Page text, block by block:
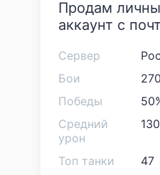
Продам личный
аккаунт с
Сервер
Бои
Победы
Средний
урон
Топ танки
47